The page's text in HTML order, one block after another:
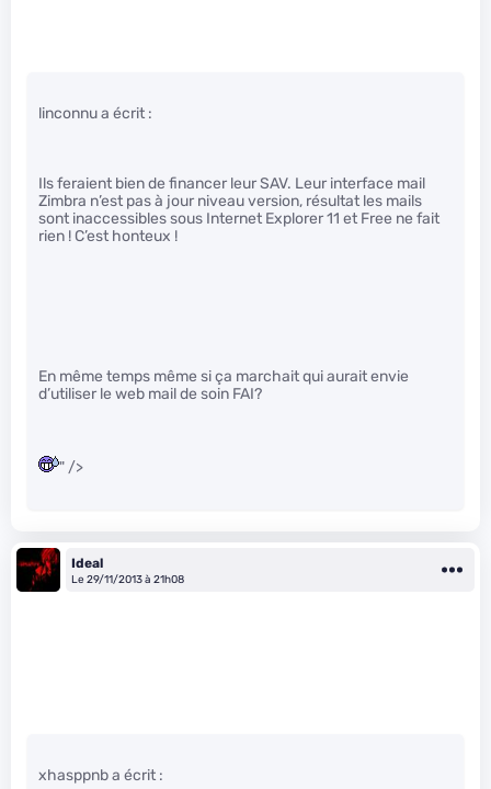
linconnu a écrit :
Ils feraient bien de financer leur SAV. Leur interface mail
Zimbra n’est pas à jour niveau version, résultat les mails
sont inaccessibles sous Internet Explorer 11 et Free ne fait
rien ! C’est honteux !
En même temps même si ça marchait qui aurait envie
d’utiliser le web mail de soin FAI?
" />
Ideal
Le 29/11/2013 à 21h08
xhasppnb a écrit :